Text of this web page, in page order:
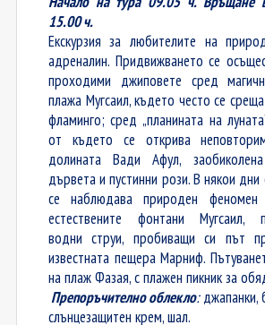
15.00 ч.
Екскурзия за любителите на
адреналин. Придвижването се
проходими джиповете сред
плажа Мугсаил, където често се
фламинго; сред „планината на
от където се открива
долината Вади Афул,
дървета и пустинни рози. В някои дни
се наблюдава природен феномен
естествените фонтани Мугсаил,
водни струи, пробиващи си път
известната пещера Марниф.
на плаж Фазая, с плажен пикник за
Препоръчително облекло:джапанки,
слънцезащитен крем, шал.